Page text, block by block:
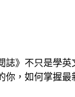
誌》不只是學
你，如何掌握